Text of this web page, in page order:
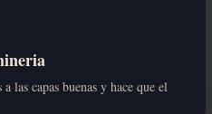
las capas buenas y hace que el